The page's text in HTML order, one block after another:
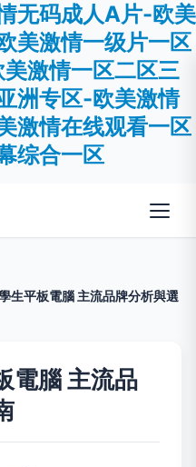
无码成人A片-欧美
美激情一级片一区
激情一区二区三
洲专区-欧美激情
激情在线观看一区
综合一区
生平板電腦 主流品牌分析與選
電腦 主流品